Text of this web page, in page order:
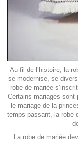
Au fil de l’histoire, la
se modernise, se
robe de mariée
Certains mariages sont
le mariage de la
temps passant, la robe
La robe de mariée